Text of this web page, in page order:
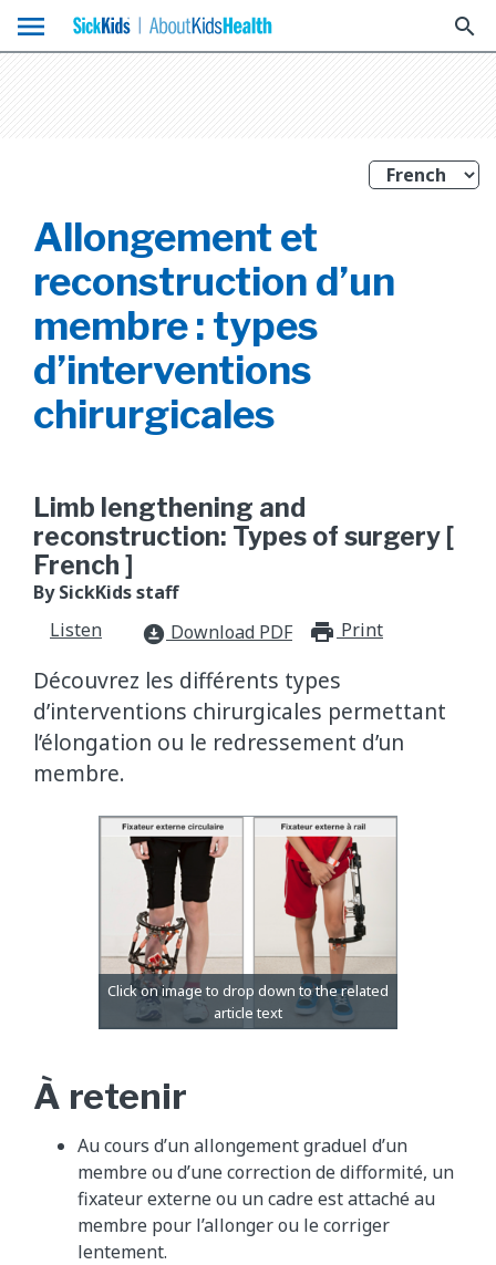
menu search
Allongement et
reconstruction d’un
membre : types
d’interventions
chirurgicales
Limb lengthening and
reconstruction: Types of surgery [
French ]
By SickKids staff
Listen
download_for_offline Download PDF Print
Découvrez les différents types
d’interventions chirurgicales permettant
l’élongation ou le redressement d’un
membre.
À retenir
Au cours d’un allongement graduel d’un
membre ou d’une correction de difformité, un
fixateur externe ou un cadre est attaché au
membre pour l’allonger ou le corriger
lentement.